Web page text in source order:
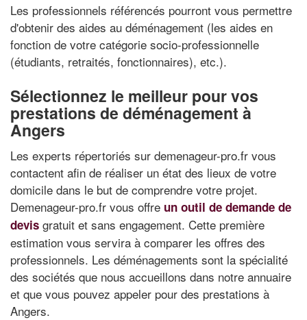
Les professionnels référencés pourront vous permettre
d'obtenir des aides au déménagement (les aides en
fonction de votre catégorie socio-professionnelle
(étudiants, retraités, fonctionnaires), etc.).
Sélectionnez le meilleur pour vos
prestations de déménagement à
Angers
Les experts répertoriés sur demenageur-pro.fr vous
contactent afin de réaliser un état des lieux de votre
domicile dans le but de comprendre votre projet.
Demenageur-pro.fr vous offre un outil de demande de
devis gratuit et sans engagement. Cette première
estimation vous servira à comparer les offres des
professionnels. Les déménagements sont la spécialité
des sociétés que nous accueillons dans notre annuaire
et que vous pouvez appeler pour des prestations à
Angers.